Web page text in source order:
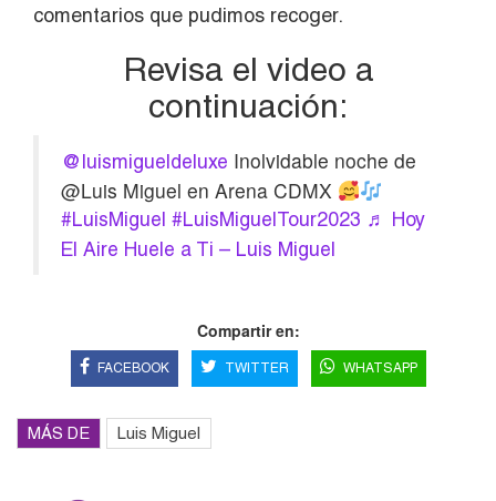
comentarios que pudimos recoger.
Revisa el video a
continuación:
@luismigueldeluxe Inolvidable noche de
@Luis Miguel en Arena CDMX
#LuisMiguel #LuisMiguelTour2023 ♬ Hoy
El Aire Huele a Ti – Luis Miguel
Compartir en:
FACEBOOK TWITTER WHATSAPP
MÁS DE Luis Miguel